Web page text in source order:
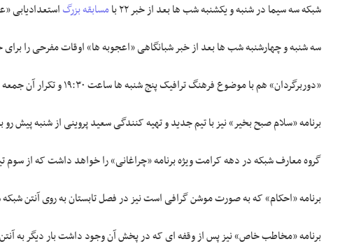
شبکه سه سیما در شنبه و یکشنبه شب ها بعد از خبر ۲۲ با مسابقه بزرگاستعدادیابی
سه شنبه و چهارشنبه شب ها بعد از خبر شبانگاهی «اعجوبه ها» اوقات مفرحی را
«دوربرگردان» هم با موضوع فرهنگ ترافیک پنج شنبه ها ساعت ۱۹:۳۰ و تکرار آن جمعه ها ساعت ۱۳:۳۰ روانه آنتن می شود.
برنامه «سلام صبح بخیر» نیز با تیم جدید و تهیه کنندگی سعید پروینی از شنبه پیش
گروه معارف شبکه در دهه کرامت ویژه برنامه «چراغانی» را خواهد داشت که از سوم تیر به مدت ۱۰ شب به روی
برنامه «احکام» که به صورت موشن گرافی است نیز در فصل تابستان به روی آنتن
برنامه «مخاطب خاص» نیز پس از وقفه ای که در پخش آن وجود داشت بار دیگر به